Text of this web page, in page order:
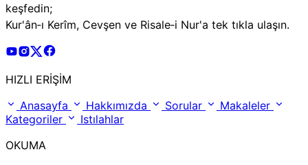
keşfedin;
Kur'ân‑ı Kerîm, Cevşen ve Risale‑i Nur'a tek tıkla ulaşın.
Risale Online Youtube Hesabı
Risale Online Instagram Hesabı
Risale Online X Hesabı
HIZLI ERİŞİM
Anasayfa
Hakkımızda Sorular
Makaleler
Kategoriler
Istılahlar
OKUMA